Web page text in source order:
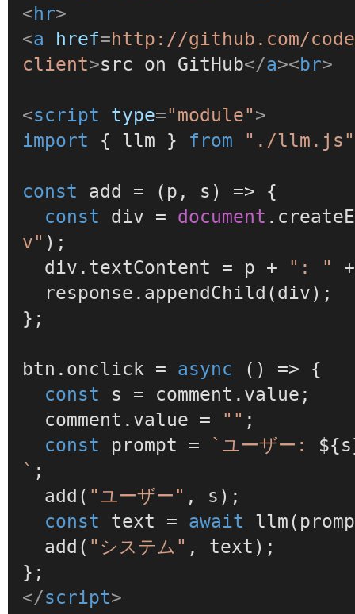
<hr>
<a href=http://github.com/
client>src on GitHub</a><br>
<script type="module">
import { llm } from "./llm.js"
const add = ( p, s ) => {
const div = document .
v" );
  div.
textContent = p + ": "
  response.
appendChild (div);
};
btn. onclick = async () => {
const s = comment. value ;
  comment.
value = "" ;
const prompt = `ユーザー:
` ;
add ( "ユーザー" , s);
const text = await llm
add ( "システム" , text);
</script>